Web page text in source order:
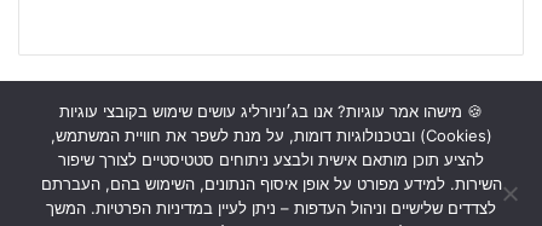
ראשי כתבות תכנים מקצועיים תנאי שימוש
מדיניות אבטחה
כתבו לנו
🍪 מישהו אמר עוגיות? אנו בג׳וניורליג עושים שימוש בקובצי עוגיות
(Cookies) ובטכנולוגיות דומות, על מנת לשפר את חוויית המשתמש,
להציע תוכן מותאם אישית ולבצע ניתוחים סטטיסטיים לצורך שיפור
השירות. למידע מפורט על אופן איסוף הנתונים, השימוש בהם, העברתם
לצדדים שלישיים וניהול העדפות – ניתן לעיין במדיניות הפרטיות. המשך